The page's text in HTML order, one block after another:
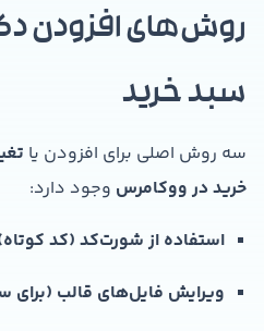
روش‌های افزودن
سبد خرید
سه روش اصلی برای افزودن یا
خرید در ووکامرس وجود دارد:
استفاده از شورت‌کد (کد
ویرایش فایل‌های قالب (برای